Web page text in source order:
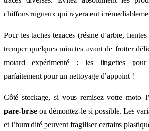
chiffons rugueux qui rayeraient
Pour les taches tenaces (résine d’arbre,
tremper quelques minutes avant de frotter
motard expérimenté : les lingettes pour
parfaitement pour un nettoyage d’appoint !
Côté stockage, si vous remisez votre moto
pare-brise ou démontez-le si possible. Les
et l’humidité peuvent fragiliser certains